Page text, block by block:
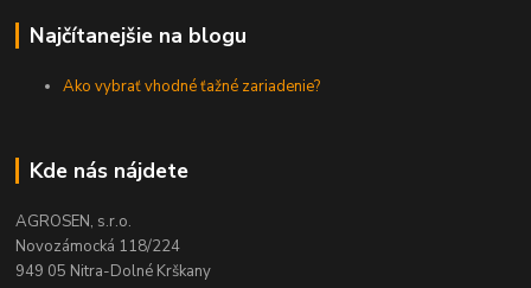
Najčítanejšie na blogu
Ako vybrať vhodné ťažné zariadenie?
Kde nás nájdete
AGROSEN, s.r.o.
Novozámocká 118/224
949 05 Nitra-Dolné Krškany